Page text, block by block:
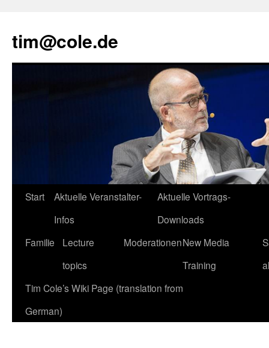
tim@cole.de
Start
Aktuelle Veranstalter-
Infos
Aktuelle Vortrags-
Downloads
Familie
Lecture
topics
ModerationenNew Media
Training
Tim Cole’s Wiki Page (translation from
German)